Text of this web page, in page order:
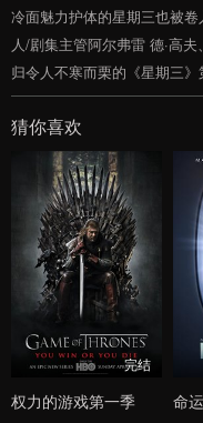
冷面魅力护体的星期三也被
人/剧集主管阿尔弗雷 德·高
归令人不寒而栗的《星期三》
猜你喜欢
完结
权力的游戏第一季 命